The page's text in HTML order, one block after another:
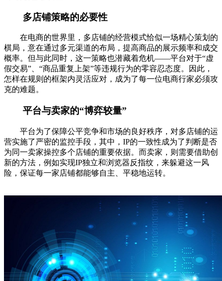
多店铺策略的必要性
在电商的世界里，多店铺的经营模式恰似一场精心策划的
棋局，意在通过多元渠道的布局，提高商品的展示频率和成交
概率。但与此同时，这一策略也潜藏着危机——平台对于“虚
假交易”、“商品重复上架”等违规行为的零容忍态度。因此，
怎样在规则的框架内灵活应对，成为了每一位电商行家必须攻
克的难题。
平台与卖家的“博弈较量”
平台为了保障公平竞争和市场的良好秩序，对多店铺的运
营实施了严密的监控手段，其中，IP的一致性成为了判断是否
为同一卖家操控多个店铺的重要依据。而卖家，则需要借助创
新的方法，例如实现IP独立和浏览器反指纹，来躲避这一风
险，保证每一家店铺都能够自主、平稳地运转。